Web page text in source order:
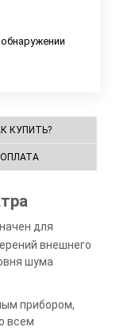
КУПИТЬ?
ОПЛАТА
для
внешнего
шума
прибором,
всем